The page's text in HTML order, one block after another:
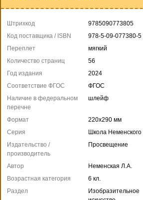
Штрихкод
9785090773805
Код поставщика / ISBN
978-5-09-077380-5
Переплет
мягкий
Количество страниц
56
Год издания
2024
Соответствие ФГОС
ФГОС
Наличие в федеральном
перечне
шлейф
Формат
220x290 мм
Серия
Школа Неменского
Издательство /
производитель
Просвещение
Автор
Неменская Л.А.
Возрастная категория
6 кл.
Раздел
Изобразительное